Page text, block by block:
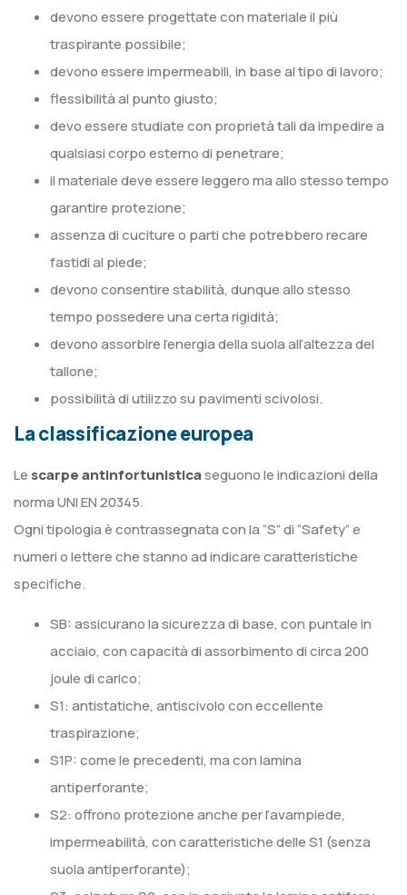
devono essere progettate con materiale il più
traspirante possibile;
devono essere impermeabili, in base al tipo di lavoro;
flessibilità al punto giusto;
devo essere studiate con proprietà tali da impedire a
qualsiasi corpo esterno di penetrare;
il materiale deve essere leggero ma allo stesso tempo
garantire protezione;
assenza di cuciture o parti che potrebbero recare
fastidi al piede;
devono consentire stabilità, dunque allo stesso
tempo possedere una certa rigidità;
devono assorbire l’energia della suola all’altezza del
tallone;
possibilità di utilizzo su pavimenti scivolosi.
La classificazione europea
Le scarpe antinfortunisticaseguono le indicazioni della
norma UNI EN 20345.
Ogni tipologia è contrassegnata con la “S” di “Safety” e
numeri o lettere che stanno ad indicare caratteristiche
specifiche.
SB: assicurano la sicurezza di base, con puntale in
acciaio, con capacità di assorbimento di circa 200
joule di carico;
S1: antistatiche, antiscivolo con eccellente
traspirazione;
S1P: come le precedenti, ma con lamina
antiperforante;
S2: offrono protezione anche per l’avampiede,
impermeabilità, con caratteristiche delle S1 (senza
suola antiperforante);